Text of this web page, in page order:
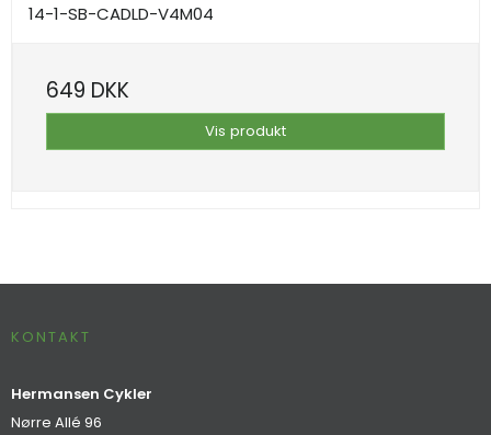
14-1-SB-CADLD-V4M04
649 DKK
Vis produkt
KONTAKT
Hermansen Cykler
Nørre Allé 96